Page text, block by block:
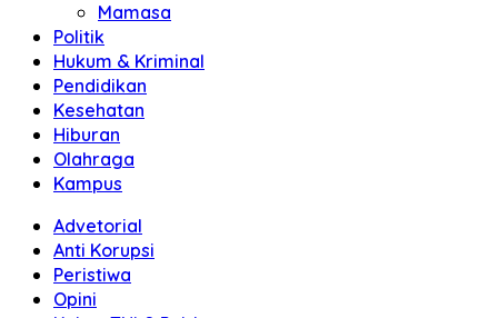
Mamasa
Politik
Hukum & Kriminal
Pendidikan
Kesehatan
Hiburan
Olahraga
Kampus
Advetorial
Anti Korupsi
Peristiwa
Opini